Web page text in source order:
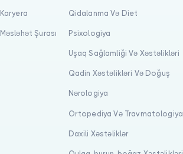
Karyera
Məsləhət Şurası
Qidalanma Və Diet
Psixologiya
Uşaq Sağlamliği Və Xəstəlikləri
Qadin Xəstəlikləri Və Doğuş
Nərologiya
Ortopediya Və Travmatologiya
Daxili Xəstəliklər